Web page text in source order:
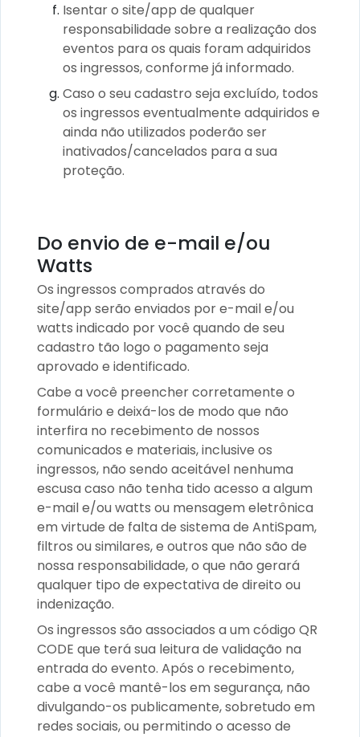
Isentar o site/app de qualquer
responsabilidade sobre a realização dos
eventos para os quais foram adquiridos
os ingressos, conforme já informado.
Caso o seu cadastro seja excluído, todos
os ingressos eventualmente adquiridos e
ainda não utilizados poderão ser
inativados/cancelados para a sua
proteção.
Do envio de e-mail e/ou
Watts
Os ingressos comprados através do
site/app serão enviados por e-mail e/ou
watts indicado por você quando de seu
cadastro tão logo o pagamento seja
aprovado e identificado.
Cabe a você preencher corretamente o
formulário e deixá-los de modo que não
interfira no recebimento de nossos
comunicados e materiais, inclusive os
ingressos, não sendo aceitável nenhuma
escusa caso não tenha tido acesso a algum
e-mail e/ou watts ou mensagem eletrônica
em virtude de falta de sistema de AntiSpam,
filtros ou similares, e outros que não são de
nossa responsabilidade, o que não gerará
qualquer tipo de expectativa de direito ou
indenização.
Os ingressos são associados a um código QR
CODE que terá sua leitura de validação na
entrada do evento. Após o recebimento,
cabe a você mantê-los em segurança, não
divulgando-os publicamente, sobretudo em
redes sociais, ou permitindo o acesso de